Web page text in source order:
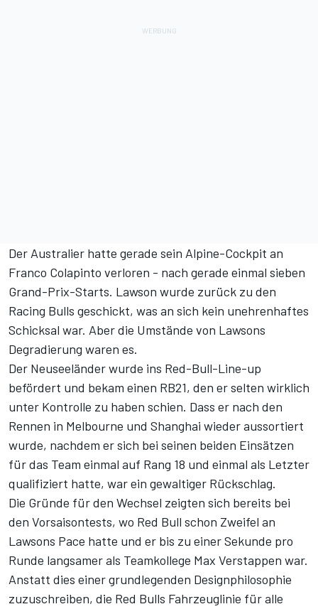
Der Australier hatte gerade sein Alpine-Cockpit an
Franco Colapinto verloren - nach gerade einmal sieben
Grand-Prix-Starts. Lawson wurde zurück zu den
Racing Bulls geschickt, was an sich kein unehrenhaftes
Schicksal war. Aber die Umstände von Lawsons
Degradierung waren es.
Der Neuseeländer wurde ins Red-Bull-Line-up
befördert und bekam einen RB21, den er selten wirklich
unter Kontrolle zu haben schien. Dass er nach den
Rennen in Melbourne und Shanghai wieder aussortiert
wurde, nachdem er sich bei seinen beiden Einsätzen
für das Team einmal auf Rang 18 und einmal als Letzter
qualifiziert hatte, war ein gewaltiger Rückschlag.
Die Gründe für den Wechsel zeigten sich bereits bei
den Vorsaisontests, wo Red Bull schon Zweifel an
Lawsons Pace hatte und er bis zu einer Sekunde pro
Runde langsamer als Teamkollege Max Verstappen war.
Anstatt dies einer grundlegenden Designphilosophie
zuzuschreiben, die Red Bulls Fahrzeuglinie für alle